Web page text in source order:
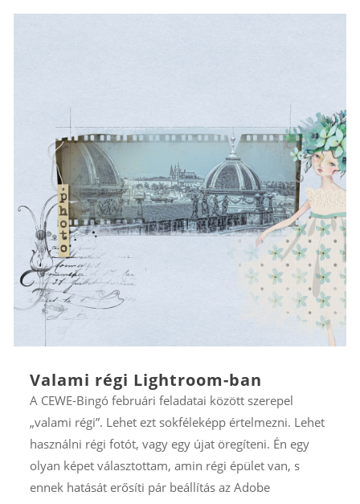
Valami régi Lightroom-ban
A CEWE-Bingó februári feladatai között szerepel
„valami régi”. Lehet ezt sokféleképp értelmezni. Lehet
használni régi fotót, vagy egy újat öregíteni. Én egy
olyan képet választottam, amin régi épület van, s
ennek hatását erősíti pár beállítás az Adobe